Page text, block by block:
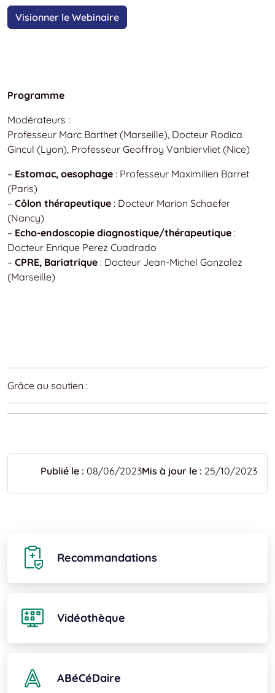
Visionner le Webinaire
Programme
Modérateurs :
Professeur Marc Barthet (Marseille), Docteur Rodica
Gincul (Lyon), Professeur Geoffroy Vanbiervliet (Nice)
– Estomac, oesophage : Professeur Maximilien Barret
(Paris)
– Côlon thérapeutique : Docteur Marion Schaefer
(Nancy)
– Echo-endoscopie diagnostique/thérapeutique :
Docteur Enrique Perez Cuadrado
– CPRE, Bariatrique : Docteur Jean-Michel Gonzalez
(Marseille)
Grâce au soutien :
Publié le : 08/06/2023Mis à jour le : 25/10/2023
Recommandations
Vidéothèque
ABéCéDaire